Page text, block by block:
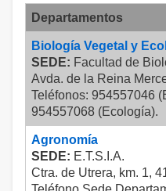
Departamentos
Biología Vegetal y
SEDE: Facultad de
Avda. de la Reina
Teléfonos: 954557046
954557068 (Ecología).
Agronomía
SEDE: E.T.S.I.A.
Ctra. de Utrera, km. 1,